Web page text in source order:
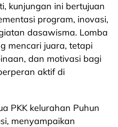
kunjungan ini bertujuan
program, inovasi,
dasawisma. Lomba
mencari juara, tetapi
dan motivasi bagi
aktif di
PKK kelurahan Puhun
menyampaikan